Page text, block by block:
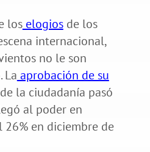
loselogiosde los
internacional,
no le son
La aprobación de su
la ciudadanía pasó
al poder en
26% en diciembre de